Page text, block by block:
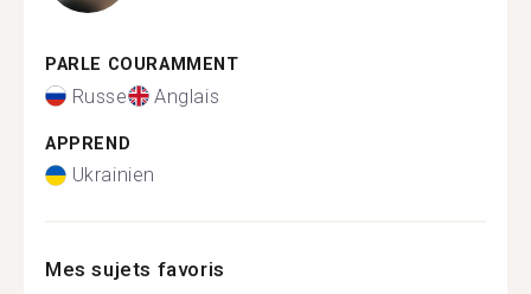
PARLE COURAMMENT
Russe Anglais
APPREND
Ukrainien
Mes sujets favoris